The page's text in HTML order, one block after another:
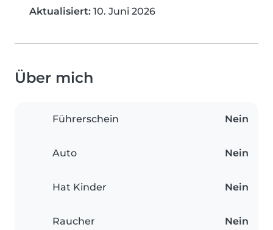
Aktualisiert: 10. Juni 2026
Über mich
Führerschein Nein
Auto Nein
Hat Kinder Nein
Raucher Nein